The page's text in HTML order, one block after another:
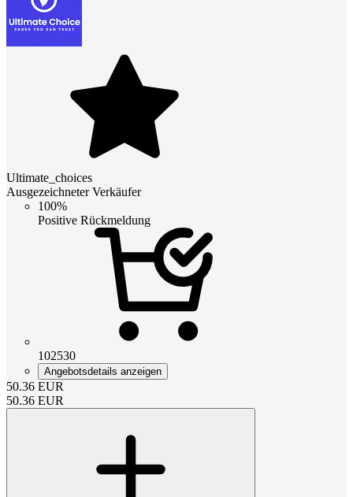
Ultimate_choices
Ausgezeichneter Verkäufer
100%
Positive Rückmeldung
102530
Angebotsdetails anzeigen
50.36 EUR
50.36 EUR